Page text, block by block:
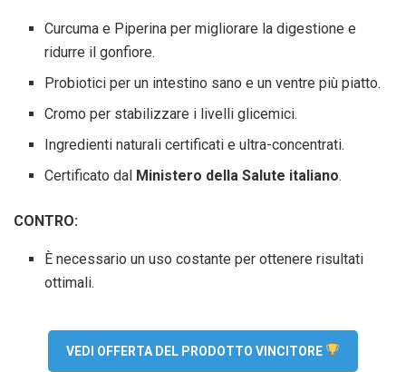
Curcuma e Piperina per migliorare la digestione e
ridurre il gonfiore.
Probiotici per un intestino sano e un ventre più piatto.
Cromo per stabilizzare i livelli glicemici.
Ingredienti naturali certificati e ultra-concentrati.
Certificato dal Ministero della Salute italiano.
CONTRO:
È necessario un uso costante per ottenere risultati
ottimali.
VEDI OFFERTA DEL PRODOTTO VINCITORE